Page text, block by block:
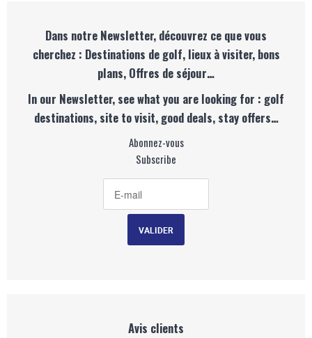
Dans notre Newsletter, découvrez ce que vous
cherchez : Destinations de golf, lieux à visiter, bons
plans, Offres de séjour…
In our Newsletter, see what you are looking for : golf
destinations, site to visit, good deals, stay offers…
Abonnez-vous
Subscribe
Avis clients